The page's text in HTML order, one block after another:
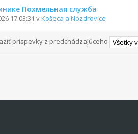
Похмельная служба
17:03:31 vKošeca a Nozdrovice
príspevky z predchádzajúceho